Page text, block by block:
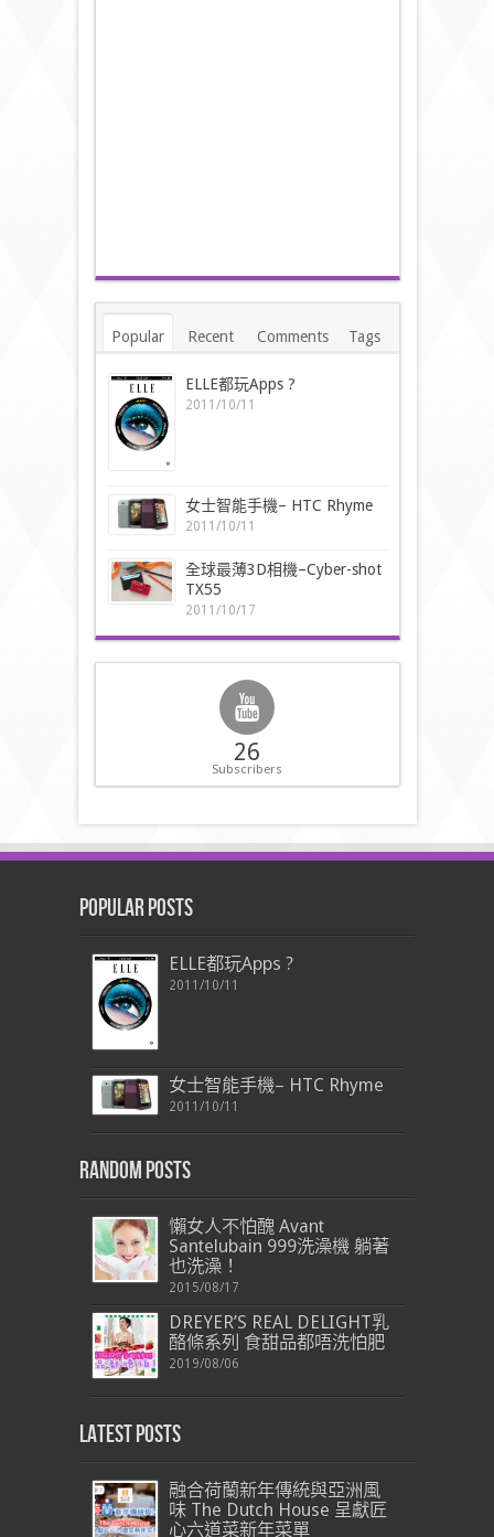
Popular Recent Comments Tags
ELLE都玩Apps ?
2011/10/11
女士智能手機– HTC Rhyme
2011/10/11
全球最薄3D相機–Cyber-shot
TX55
2011/10/17
26
Subscribers
Popular Posts
ELLE都玩Apps ?
2011/10/11
女士智能手機– HTC Rhyme
2011/10/11
Random Posts
懶女人不怕醜 Avant
Santelubain 999洗澡機 躺著
也洗澡！
2015/08/17
DREYER’S REAL DELIGHT乳
酪條系列 食甜品都唔洗怕肥
2019/08/06
Latest Posts
融合荷蘭新年傳統與亞洲風
味 The Dutch House 呈獻匠
心六道菜新年菜單